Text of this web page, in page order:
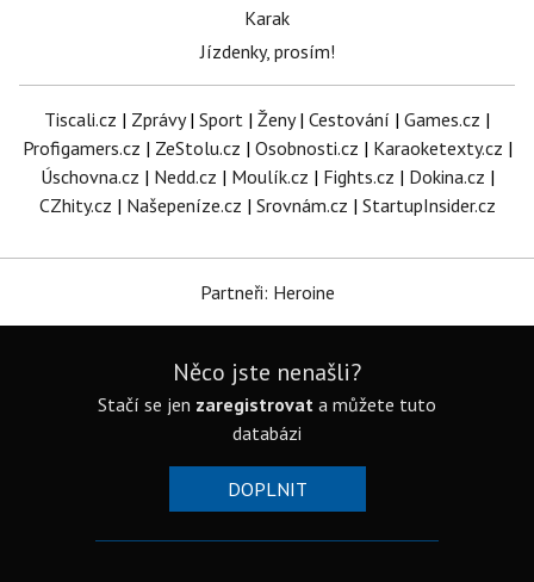
Karak
Jízdenky, prosím!
Tiscali.cz | Zprávy| Sport | Ženy| Cestování | Games.cz |
Profigamers.cz | ZeStolu.cz | Osobnosti.cz | Karaoketexty.cz |
Úschovna.cz | Nedd.cz | Moulík.cz | Fights.cz | Dokina.cz |
CZhity.cz | Našepeníze.cz | Srovnám.cz | StartupInsider.cz
Partneři: Heroine
Něco jste nenašli?
Stačí se jen zaregistrovat a můžete tuto
databázi
DOPLNIT